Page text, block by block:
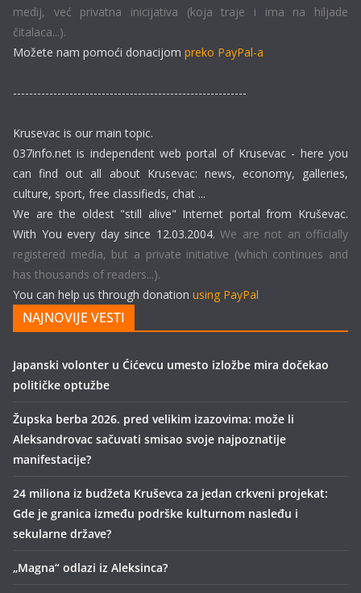
medij, već privatna inicijativa (koja traje i ima na hiljade
čitalaca...).
Možete nam pomoći donacijom preko PayPal-a
----------------------------------------------------------
Krusevac is our main topic.
037info.net is independent web portal of Krusevac - here you
can find out all about Krusevac: news, economy, galleries,
culture, sport, free classifieds, chat ...
We are the oldest "still alive" Internet portal from Kruševac.
With You every day since 12.03.2004. We are not an officially
registered media, but a private initiative (which continues and
has thousands of readers...).
You can help us through donation using PayPal
NAJNOVIJE VESTI
Japanski volonter u Ćićevcu umesto izložbe mira dočekao
političke optužbe
Župska berba 2026. pred velikim izazovima: može li
Aleksandrovac sačuvati smisao svoje najpoznatije
manifestacije?
24 miliona iz budžeta Kruševca za jedan crkveni projekat:
Gde je granica između podrške kulturnom nasleđu i
sekularne države?
„Magna“ odlazi iz Aleksinca?